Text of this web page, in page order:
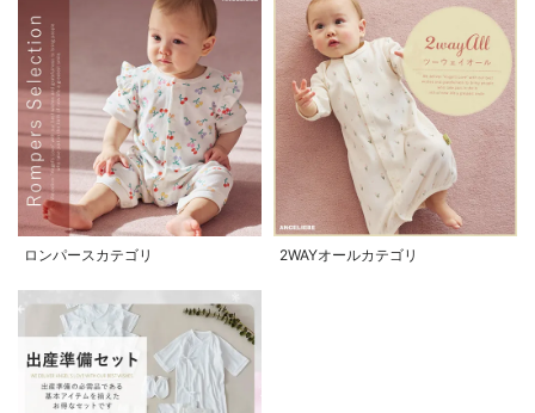
ロンパースカテゴリ 2WAYオールカテゴリ